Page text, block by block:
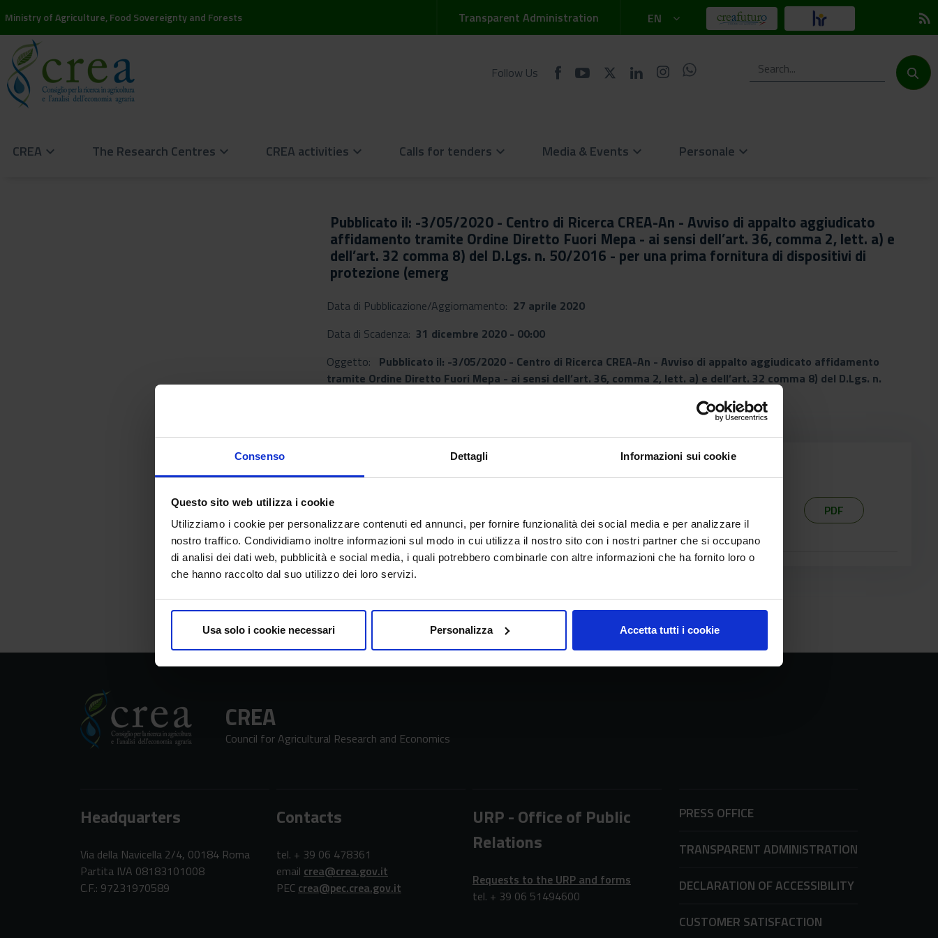
Consenso Dettagli Informazioni sui cookie
Questo sito web utilizza i cookie
Utilizziamo i cookie per personalizzare contenuti ed annunci, per fornire funzionalità dei social media e per analizzare il
nostro traffico. Condividiamo inoltre informazioni sul modo in cui utilizza il nostro sito con i nostri partner che si occupano
di analisi dei dati web, pubblicità e social media, i quali potrebbero combinarle con altre informazioni che ha fornito loro o
che hanno raccolto dal suo utilizzo dei loro servizi.
Usa solo i cookie necessari Personalizza Accetta tutti i cookie
Ministry of Agriculture, Food Sovereignty and Forests Transparent Administration EN rss_feed
Follow Us
CREA keyboard_arrow_down The Research Centres keyboard_arrow_down CREA activities keyboard_arrow_down Calls for tenders keyboard_arrow_down Media & Events keyboard_arrow_down Personale keyboard_arrow_down
Pubblicato il: -3/05/2020 - Centro di Ricerca CREA-An - Avviso di appalto aggiudicato
affidamento tramite Ordine Diretto Fuori Mepa - ai sensi dell’art. 36, comma 2, lett. a) e
dell’art. 32 comma 8) del D.Lgs. n. 50/2016 - per una prima fornitura di dispositivi di
protezione (emerg
Data di Pubblicazione/Aggiornamento: 27 aprile 2020
Data di Scadenza: 31 dicembre 2020 - 00:00
Oggetto: Pubblicato il: -3/05/2020 - Centro di Ricerca CREA-An - Avviso di appalto aggiudicato affidamento
tramite Ordine Diretto Fuori Mepa - ai sensi dell’art. 36, comma 2, lett. a) e dell’art. 32 comma 8) del D.Lgs. n.
Documenti allegati
PDF
[Data di Pubblicazione: 27 aprile 2020]
arrow_backTorna all'elenco
CREA
Council for Agricultural Research and Economics
Headquarters
Via della Navicella 2/4, 00184 Roma
Partita IVA 08183101008
C.F.: 97231970589
Contacts
tel. + 39 06 478361
email crea@crea.gov.it
PEC crea@pec.crea.gov.it
URP - Office of Public
Relations
Requests to the URP and forms
tel. + 39 06 51494600
PRESS OFFICE
TRANSPARENT ADMINISTRATION
DECLARATION OF ACCESSIBILITY
CUSTOMER SATISFACTION